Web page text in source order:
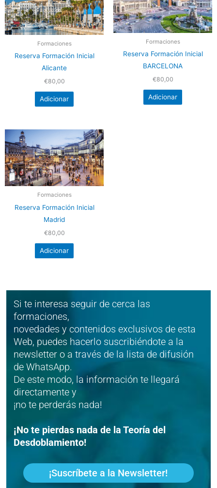
Formaciones
Reserva Formación Inicial
Alicante
€80,00
Adicionar
Formaciones
Reserva Formación Inicial
BARCELONA
€80,00
Adicionar
Formaciones
Reserva Formación Inicial
Madrid
€80,00
Adicionar
Si te interesa seguir de cerca las
formaciones,
novedades y contenidos exclusivos de esta
Web, puedes hacerlo suscribiéndote a la
newsletter o a través de la lista de difusión
de WhatsApp.
De este modo, la información te llegará
directamente y
¡no te perderás nada!
¡No te pierdas nada de la Teoría del
Desdoblamiento!
¡Suscríbete a la Newsletter!